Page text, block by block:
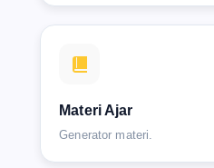
Materi Ajar
Generator materi.